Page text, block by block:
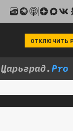
ОТКЛЮЧИТЬ